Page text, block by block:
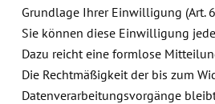
Grundlage Ihrer Einwilligung (Art. 6
Sie können diese Einwilligung
Dazu reicht eine formlose
Die Rechtmäßigkeit der bis zum
Datenverarbeitungsvorgänge